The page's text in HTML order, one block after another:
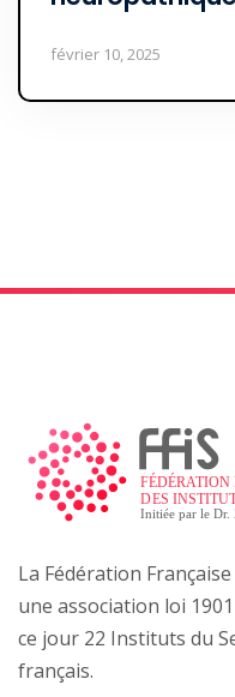
février 10, 2025
La Fédération
une association loi
ce jour 22 Instituts du
français.